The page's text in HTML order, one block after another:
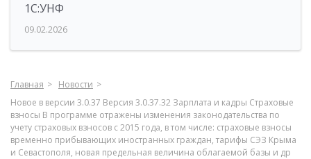
1С:УНФ
09.02.2026
Главная
Новости
Новое в версии 3.0.37 Версия 3.0.37.32 Зарплата и кадры Страховые
взносы В программе отражены изменения законодательства по
учету страховых взносов с 2015 года, в том числе: страховые взносы
временно прибывающих иностранных граждан, тарифы СЭЗ Крыма
и Севастополя, новая предельная величина облагаемой базы и др